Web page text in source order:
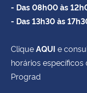
- Das 08h00 às
- Das 13h30 às
CliqueAQUI e
horários específicos
Prograd